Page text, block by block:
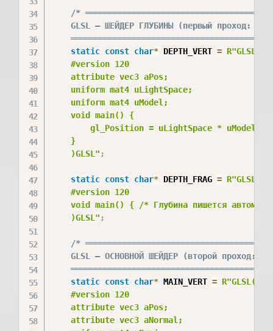
/*
GLSL — ШЕЙДЕР ГЛУБИНЫ (первый проход:
static const char* DEPTH_VERT = R"GLSL(
    #version 120
    attribute vec3 aPos;
    uniform mat4 uLightSpace;
    uniform mat4 uModel;
    void main() {
gl_Position = uLightSpace * uModel *
    }
    )GLSL"
;
static const char* DEPTH_FRAG = R"GLSL(
    #version 120
void main() { /* Глубина пишется
    )GLSL"
;
/*
GLSL — ОСНОВНОЙ ШЕЙДЕР (второй проход:
static const char* MAIN_VERT = R"GLSL(
    #version 120
    attribute vec3 aPos;
    attribute vec3 aNormal;